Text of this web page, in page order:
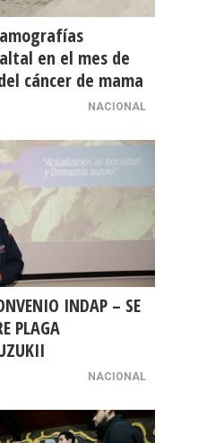
en el mes de
cáncer de mama
NACIONAL
INDAP – SE
PLAGA
NACIONAL